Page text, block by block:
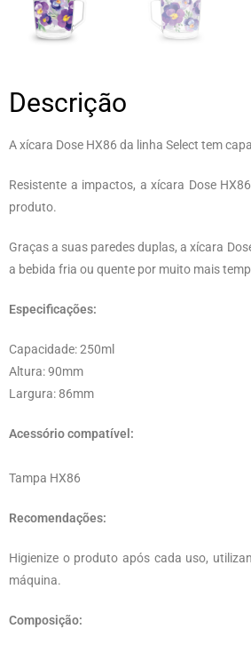
Descrição
A xícara Dose HX86 da linha Select tem
Resistente a impactos, a xícara Dose
produto.
Graças a suas paredes duplas, a xícara
a bebida fria ou quente por muito mais
Especificações:
Capacidade: 250ml
Altura: 90mm
Largura: 86mm
Acessório compatível:
Tampa HX86
Recomendações:
Higienize o produto após cada uso,
máquina.
Composição: